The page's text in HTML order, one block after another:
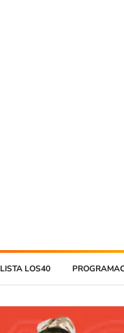
LISTA LOS40